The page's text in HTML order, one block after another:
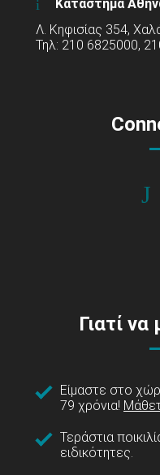
Κατάστημα
Λ. Κηφισίας 354,
Τηλ: 210 6825000,
Γιατί
Είμαστε στο
79 χρόνια!
Τεράστια
ειδικότητες.